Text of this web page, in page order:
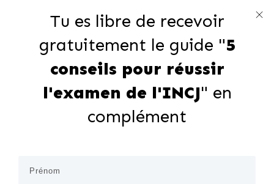
Tu es libre de recevoir
gratuitement le guide "5
conseils pour réussir
l'examen de l'INCJ" en
complément